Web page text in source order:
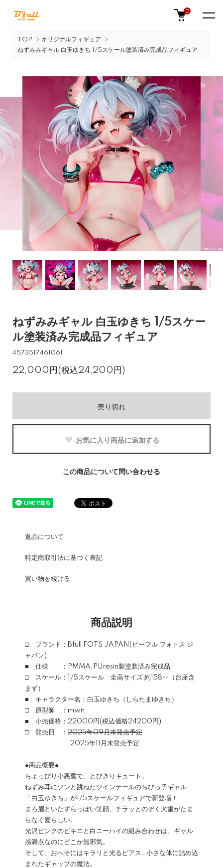
0
TOP
オリジナルフィギュア
ねずみみギャル 白玉ゆきち 1/5スケール塗装済み完成品フィギュア
ねずみみギャル 白玉ゆきち 1/5スケー
ル塗装済み完成品フィギュア
4573517461061
22,000円(税込24,200円)
売り切れ
お気に入り商品に追加する
この商品について問い合わせる
返品について
特定商取引法に基づく表記
買い物を続ける
商品説明
□ ブランド：Bfull FOTS JAPAN(ビーフル フォトス ジ
ャパン)
■ 仕様 ：PMMA,PUresin製塗装済み完成品
□ スケール：1/5スケール 全高サイズ 約158㎜（台座含
まず）
■ キャラクター名：白玉ゆきち（しらたまゆきち）
□ 原型師 ：mwn
■ 小売価格：22000円(税込価格24200円)
□ 発売日 ： 2025年09月末発売予定
2025年11月末発売予定
●商品概要●
ちょっぴり小悪魔で、とびきりキュート。
ねずみ耳にツンと跳ねたツインテールのちびっ子ギャル
「白玉ゆきち」が1/5スケールフィギュアで新登場！
まろ眉といたずらっぽい笑顔、チラッとのぞく犬歯がたま
らなく愛らしい。
光沢ピンクのビキニと白ニーハイの組み合わせは、ギャル
感満点なのにどこか無邪気。
そして、おへそにはキラリと光るピアス…小さな体に詰め込
まれたギャップの魔法。